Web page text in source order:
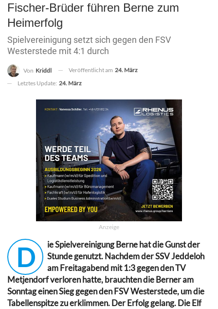
Fischer-Brüder führen Berne zum
Heimerfolg
Spielvereinigung setzt sich gegen den FSV
Westerstede mit 4:1 durch
Von Kriddl Veröffentlicht am 24. März
Letztes Update: 24. März
Anzeige
D
ie Spielvereinigung Berne hat die Gunst der
Stunde genutzt. Nachdem der SSV Jeddeloh
am Freitagabend mit 1:3 gegen den TV
Metjendorf verloren hatte, brauchten die Berner am
Sonntag einen Sieg gegen den FSV Westerstede, um die
Tabellenspitze zu erklimmen. Der Erfolg gelang. Die Elf